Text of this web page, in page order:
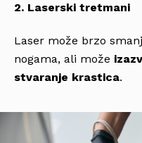
2. Laserski tretmani
Laser može brzo
nogama, ali može
stvaranje krastica.